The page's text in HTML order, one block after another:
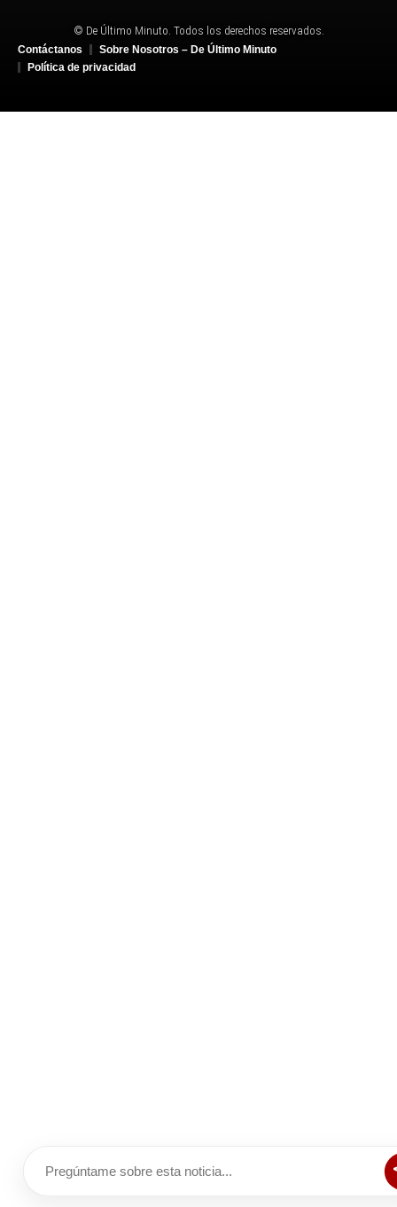
© De Último Minuto. Todos los derechos reservados.
Contáctanos
Sobre Nosotros – De Último Minuto
Política de privacidad